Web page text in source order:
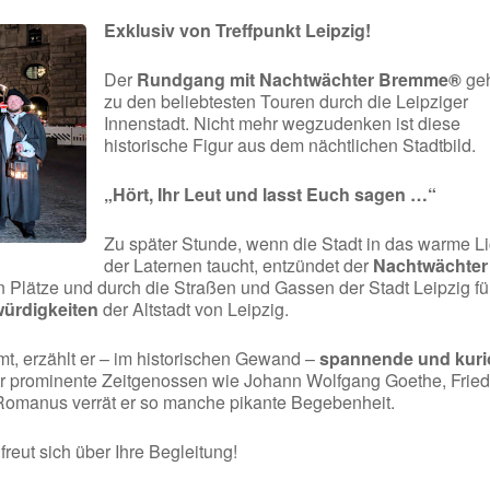
Exklusiv von Treffpunkt Leipzig!
Der Rundgang mit Nachtwächter Bremme®
zu den beliebtesten Touren durch die Leipziger
Innenstadt. Nicht mehr wegzudenken ist diese
historische Figur aus dem nächtlichen Stadtbild.
„Hört, Ihr Leut und lasst Euch sagen …“
Zu später Stunde, wenn die Stadt in das warme
der Laternen taucht, entzündet der Nachtwächter
und durch die Straßen und Gassen der Stadt Leipzig
der Altstadt von Leipzig.
erzählt er – im historischen Gewand –spannende und
Zeitgenossen wie Johann Wolfgang Goethe,
verrät er so manche pikante Begebenheit.
sich über Ihre Begleitung!